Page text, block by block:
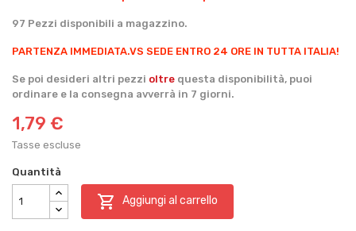
97 Pezzi disponibili a magazzino.
PARTENZA IMMEDIATA.VS SEDE ENTRO 24 ORE IN TUTTA ITALIA!
Se poi desideri altri pezzi oltre questa disponibilità, puoi
ordinare e la consegna avverrà in 7 giorni.
1,79 €
Tasse escluse
Quantità
 Aggiungi al carrello